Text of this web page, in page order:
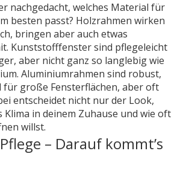
nachgedacht, welches Material für
besten passt? Holzrahmen wirken
bringen aber auch etwas
Kunststofffenster sind pflegeleicht
aber nicht ganz so langlebig wie
Aluminiumrahmen sind robust,
für große Fensterflächen, aber oft
entscheidet nicht nur der Look,
Klima in deinem Zuhause und wie oft
willst.
– Darauf kommt’s